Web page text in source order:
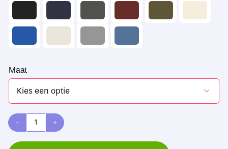
Maat

Gildan